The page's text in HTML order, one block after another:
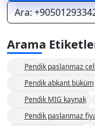
Ara:
Arama
Pendik paslanmaz
Pendik abkant büküm
Pendik MIG kaynak
Pendik paslanmaz